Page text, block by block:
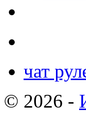
чат
© 2026 -